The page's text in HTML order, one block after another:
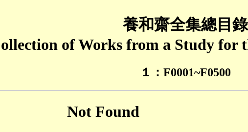
養和齋全集總目錄
of Works from a Study for
１：F0001~F0500